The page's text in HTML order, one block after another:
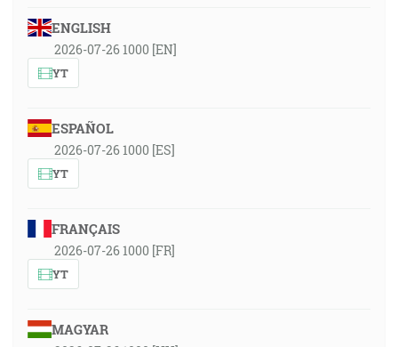
ENGLISH
2026-07-26 1000 [EN]
YT
ESPAÑOL
2026-07-26 1000 [ES]
YT
FRANÇAIS
2026-07-26 1000 [FR]
YT
MAGYAR